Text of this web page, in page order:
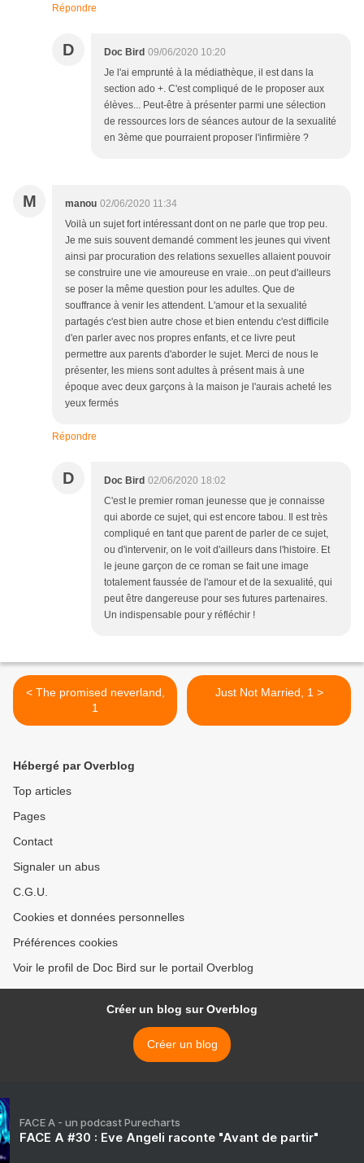
Répondre
D Doc Bird 09/06/2020 10:20
Je l'ai emprunté à la médiathèque, il est dans la
section ado +. C'est compliqué de le proposer aux
élèves... Peut-être à présenter parmi une sélection
de ressources lors de séances autour de la sexualité
en 3ème que pourraient proposer l'infirmière ?
M manou 02/06/2020 11:34
Voilà un sujet fort intéressant dont on ne parle que trop peu.
Je me suis souvent demandé comment les jeunes qui vivent
ainsi par procuration des relations sexuelles allaient pouvoir
se construire une vie amoureuse en vraie...on peut d'ailleurs
se poser la même question pour les adultes. Que de
souffrance à venir les attendent. L'amour et la sexualité
partagés c'est bien autre chose et bien entendu c'est difficile
d'en parler avec nos propres enfants, et ce livre peut
permettre aux parents d'aborder le sujet. Merci de nous le
présenter, les miens sont adultes à présent mais à une
époque avec deux garçons à la maison je l'aurais acheté les
yeux fermés
Répondre
D Doc Bird 02/06/2020 18:02
C'est le premier roman jeunesse que je connaisse
qui aborde ce sujet, qui est encore tabou. Il est très
compliqué en tant que parent de parler de ce sujet,
ou d'intervenir, on le voit d'ailleurs dans l'histoire. Et
le jeune garçon de ce roman se fait une image
totalement faussée de l'amour et de la sexualité, qui
peut être dangereuse pour ses futures partenaires.
Un indispensable pour y réfléchir !
< The promised neverland,
1
Just Not Married, 1 >
Hébergé par Overblog
Top articles
Pages
Contact
Signaler un abus
C.G.U.
Cookies et données personnelles
Préférences cookies
Voir le profil de Doc Bird sur le portail Overblog
Créer un blog sur Overblog
Créer un blog
FACE A - un podcast Purecharts
FACE A #30 : Eve Angeli raconte "Avant de partir"